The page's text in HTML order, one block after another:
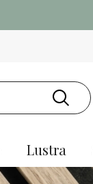
Lustra